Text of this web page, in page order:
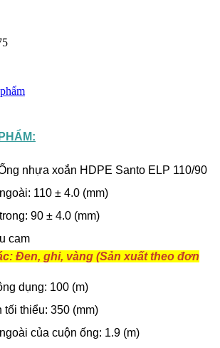
nhựa xoắn HDPE Santo ELP 110/90
110 ± 4.0 (mm)
90 ± 4.0 (mm)
cam
Đen, ghi, vàng (Sản xuất theo đơn
dụng: 100 (m)
tối thiểu: 350 (mm)
của cuộn ống: 1.9 (m)